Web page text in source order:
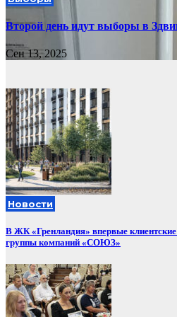
Второй день идут выборы в
Сен 13, 2025
Новости
В ЖК «Гренландия» впервые
группы компаний «СОЮЗ»